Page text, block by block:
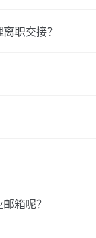
职交接？
箱呢？